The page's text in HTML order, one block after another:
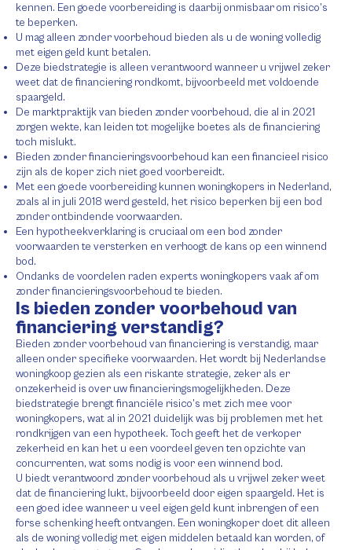
kennen. Een goede voorbereiding is daarbij onmisbaar om risico’s
te beperken.
U mag alleen zonder voorbehoud bieden als u de woning volledig
met eigen geld kunt betalen.
Deze biedstrategie is alleen verantwoord wanneer u vrijwel zeker
weet dat de financiering rondkomt, bijvoorbeeld met voldoende
spaargeld.
De marktpraktijk van bieden zonder voorbehoud, die al in 2021
zorgen wekte, kan leiden tot mogelijke boetes als de financiering
toch mislukt.
Bieden zonder financieringsvoorbehoud kan een financieel risico
zijn als de koper zich niet goed voorbereidt.
Met een goede voorbereiding kunnen woningkopers in Nederland,
zoals al in juli 2018 werd gesteld, het risico beperken bij een bod
zonder ontbindende voorwaarden.
Een hypotheekverklaring is cruciaal om een bod zonder
voorwaarden te versterken en verhoogt de kans op een winnend
bod.
Ondanks de voordelen raden experts woningkopers vaak af om
zonder financieringsvoorbehoud te bieden.
Is bieden zonder voorbehoud van
financiering verstandig?
Bieden zonder voorbehoud van financiering is verstandig, maar
alleen onder specifieke voorwaarden. Het wordt bij Nederlandse
woningkoop gezien als een riskante strategie, zeker als er
onzekerheid is over uw financieringsmogelijkheden. Deze
biedstrategie brengt financiële risico’s met zich mee voor
woningkopers, wat al in 2021 duidelijk was bij problemen met het
rondkrijgen van een hypotheek. Toch geeft het de verkoper
zekerheid en kan het u een voordeel geven ten opzichte van
concurrenten, wat soms nodig is voor een winnend bod.
U biedt verantwoord zonder voorbehoud als u vrijwel zeker weet
dat de financiering lukt, bijvoorbeeld door eigen spaargeld. Het is
een goed idee wanneer u veel eigen geld kunt inbrengen of een
forse schenking heeft ontvangen. Een woningkoper doet dit alleen
als de woning volledig met eigen middelen betaald kan worden, of